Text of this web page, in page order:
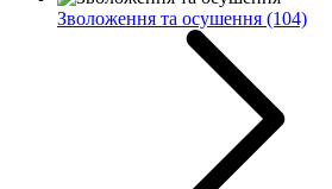
Зволоження та осушення (104)